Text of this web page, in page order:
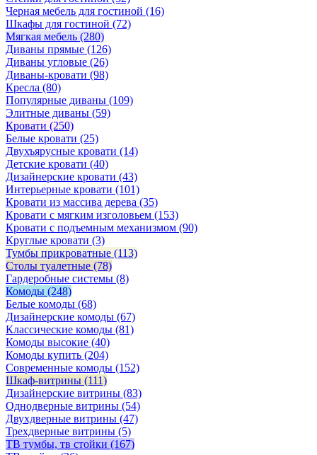
Черная мебель для гостиной (16)
Шкафы для гостиной (72)
Мягкая мебель (280)
Диваны прямые (126)
Диваны угловые (26)
Диваны-кровати (98)
Кресла (80)
Популярные диваны (109)
Элитные диваны (59)
Кровати (250)
Белые кровати (25)
Двухъярусные кровати (14)
Детские кровати (40)
Дизайнерские кровати (43)
Интерьерные кровати (101)
Кровати из массива дерева (35)
Кровати с мягким изголовьем (153)
Кровати с подъемным механизмом (90)
Круглые кровати (3)
Тумбы прикроватные (113)
Столы туалетные (78)
Гардеробные системы (8)
Комоды (248)
Белые комоды (68)
Дизайнерские комоды (67)
Классические комоды (81)
Комоды высокие (40)
Комоды купить (204)
Современные комоды (152)
Шкаф-витрины (111)
Дизайнерские витрины (83)
Однодверные витрины (54)
Двухдверные витрины (47)
Трехдверные витрины (5)
ТВ тумбы, тв стойки (167)